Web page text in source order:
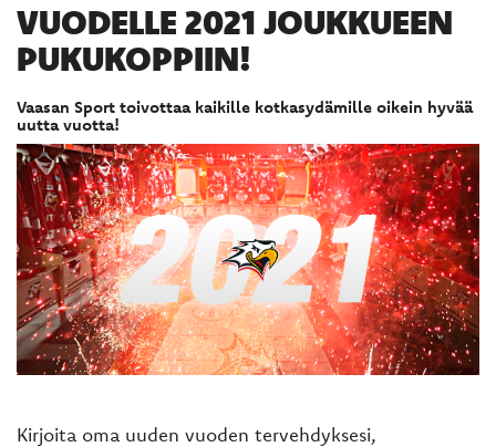
VUODELLE 2021 JOUKKUEEN
PUKUKOPPIIN!
Vaasan Sport toivottaa kaikille kotkasydämille oikein hyvää
uutta vuotta!
Kirjoita oma uuden vuoden tervehdyksesi,